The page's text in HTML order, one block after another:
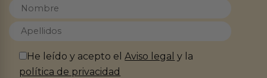
He leído y acepto elAviso legal y la
política de privacidad